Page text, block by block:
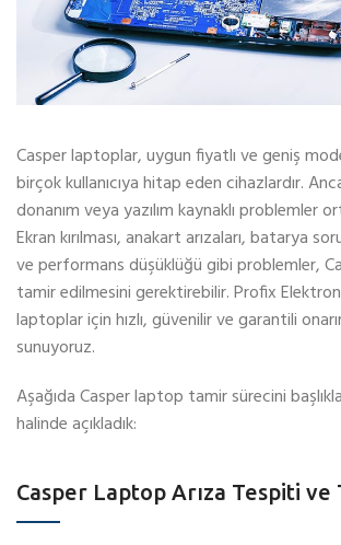
Casper laptoplar, uygun fiyatlı ve geniş
birçok kullanıcıya hitap eden cihazlardır.
donanım veya yazılım kaynaklı problemler
Ekran kırılması, anakart arızaları, batarya
ve performans düşüklüğü gibi problemler,
tamir edilmesini gerektirebilir. Profix
laptoplar için hızlı, güvenilir ve garantili
sunuyoruz.
Aşağıda Casper laptop tamir sürecini
halinde açıkladık:
Casper Laptop Arıza Tespiti ve